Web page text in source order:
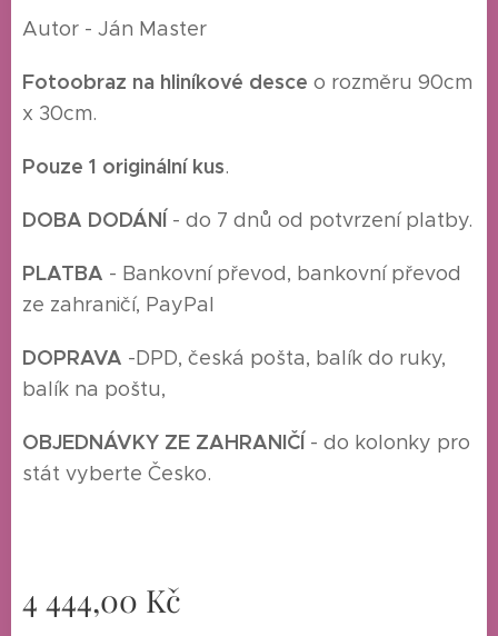
Autor - Ján Master
Fotoobraz na hliníkové desce o rozměru 90cm
x 30cm.
Pouze 1 originální kus.
DOBA DODÁNÍ - do 7 dnů od potvrzení platby.
PLATBA - Bankovní převod, bankovní převod
ze zahraničí, PayPal
DOPRAVA -DPD, česká pošta, balík do ruky,
balík na poštu,
OBJEDNÁVKY ZE ZAHRANIČÍ - do kolonky pro
stát vyberte Česko.
4 444,00 Kč